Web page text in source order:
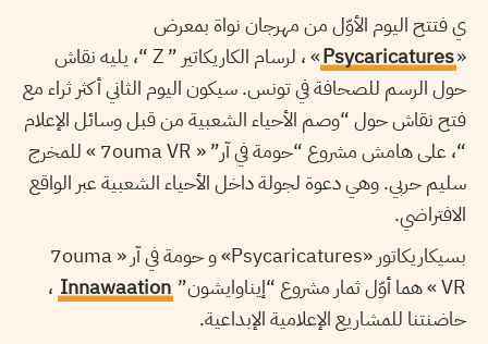
ي فتتح اليوم الأوّل من مهرجان نواة بمعرض
«
Psycaricatures
» ، لرسام الكاريكاتير ” Z “، يليه نقاش
حول الرسم للصحافة في تونس. سيكون اليوم الثاني أكثر ثراء مع
فتح نقاش حول “وصم الأحياء الشعبية من قبل وسائل الإعلام
“، على هامش مشروع “حومة في آر” « 7ouma VR » للمخرج
سليم حربي. وهي دعوة لجولة داخل الأحياء الشعبية عبر الواقع
الافتراضي.
بسيكاريكاتور «Psycaricatures» و حومة في آر « 7ouma
VR » هما أوّل ثمار مشروع “إيناوايشون”
Innawaation ،
حاضنتنا للمشاريع الإعلامية الإبداعية.